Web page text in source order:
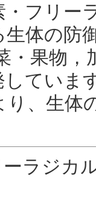
・フリー
体の防
・果物
ていま
、生体
ラジカ